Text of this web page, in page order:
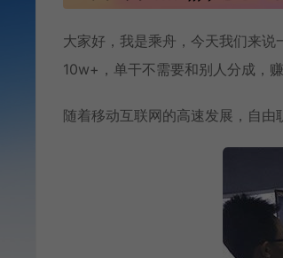
大家好，我是乘舟，今天我们来
10w+，单干不需要和别人分成，
随着移动互联网的高速发展，自由